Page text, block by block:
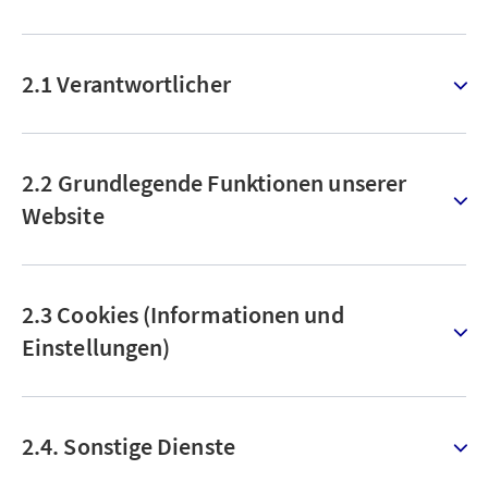
2.1 Verantwortlicher
2.2 Grundlegende Funktionen unserer
Website
2.3 Cookies (Informationen und
Einstellungen)
2.4. Sonstige Dienste